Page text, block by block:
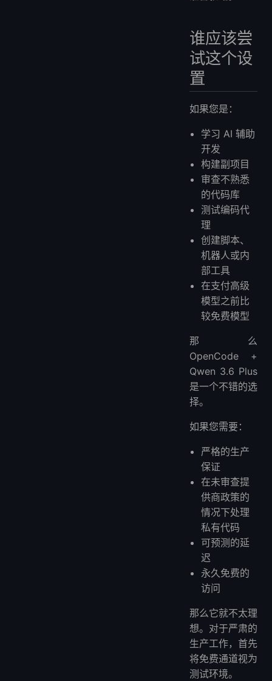
谁应该尝
试这个设
置
如果您是：
学习 AI 辅助
开发
构建副项目
审查不熟悉
的代码库
测试编码代
理
创建脚本、
机器人或内
部工具
在支付高级
模型之前比
较免费模型
那么
OpenCode +
Qwen 3.6 Plus
是一个不错的选
择。
如果您需要：
严格的生产
保证
在未审查提
供商政策的
情况下处理
私有代码
可预测的延
迟
永久免费的
访问
那么它就不太理
想。对于严肃的
生产工作，首先
将免费通道视为
测试环境。